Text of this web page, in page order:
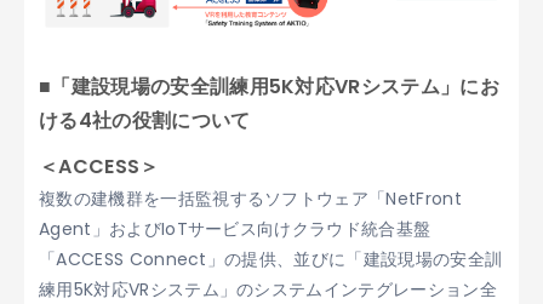
■「建設現場の安全訓練用5K対応VRシステム」にお
ける4社の役割について
＜ACCESS＞
複数の建機群を一括監視するソフトウェア「NetFront
Agent」およびIoTサービス向けクラウド統合基盤
「ACCESS Connect」の提供、並びに「建設現場の安全訓
練用5K対応VRシステム」のシステムインテグレーション全